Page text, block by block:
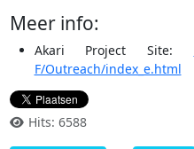
Meer info:
Akari Project Site:
F/Outreach/index_e.html
Hits: 6588